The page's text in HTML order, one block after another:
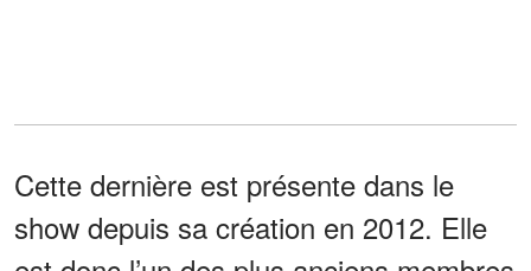
Cette dernière est présente dans le
show depuis sa création en 2012. Elle